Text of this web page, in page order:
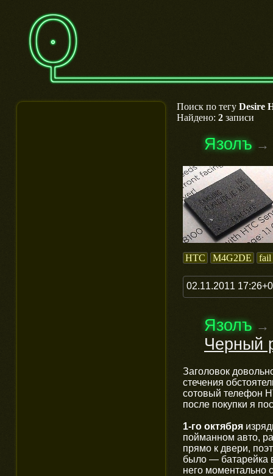
Поиск по тегу Desire
Найдено: 2 записи
Язолъ→
HTC M4G2DE fail
02.11.2011
Язолъ→
Черный
Заголовок
стечения
сотовый телефон
после покупки я
1-го октября
пойманном авто,
прямо к двери,
было — батарейка
него моментально